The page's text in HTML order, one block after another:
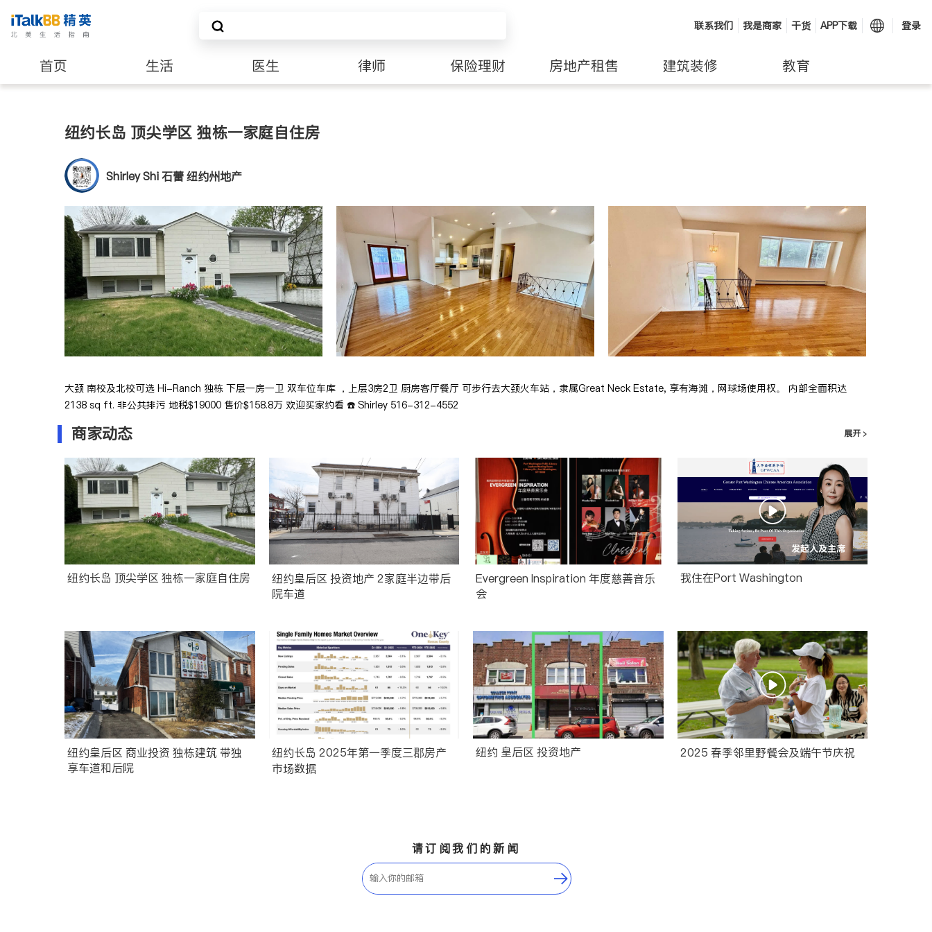
联系我们 我是商家 干货 APP下载 登录
首页 生活 医生 律师 保险理财 房地产租售 建筑装修 教育
纽约长岛 顶尖学区 独栋一家庭自住房
Shirley Shi 石蕾 纽约州地产
大颈 南校及北校可选 Hi-Ranch 独栋 下层一房一卫 双车位车库 ，上层3房2卫 厨房客厅餐厅 可步行去大颈火车站，隶属Great Neck Estate, 享有海滩，网球场使用权。 内部全面积达
2138 sq ft. 非公共排污 地税$19000 售价$158.8万 欢迎买家约看 ☎️ Shirley 516-312-4552
商家动态 展开 >
纽约长岛 顶尖学区 独栋一家庭自住房
纽约皇后区 投资地产 2家庭半边带后
院车道
Evergreen Inspiration 年度慈善音乐
会
我住在Port Washington
纽约皇后区 商业投资 独栋建筑 带独
享车道和后院
纽约长岛 2025年第一季度三郡房产
市场数据
纽约 皇后区 投资地产 2025 春季邻里野餐会及端午节庆祝
请订阅我们的新闻